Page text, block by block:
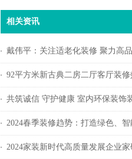
相关资讯
戴伟平：关注适老化装修 聚力高
92平方米新古典二房二厅客厅装修
共筑诚信 守护健康 室内环保装饰装修3·15
2024春季装修趋势：打造绿色、智能与
2024家装新时代高质量发展企业